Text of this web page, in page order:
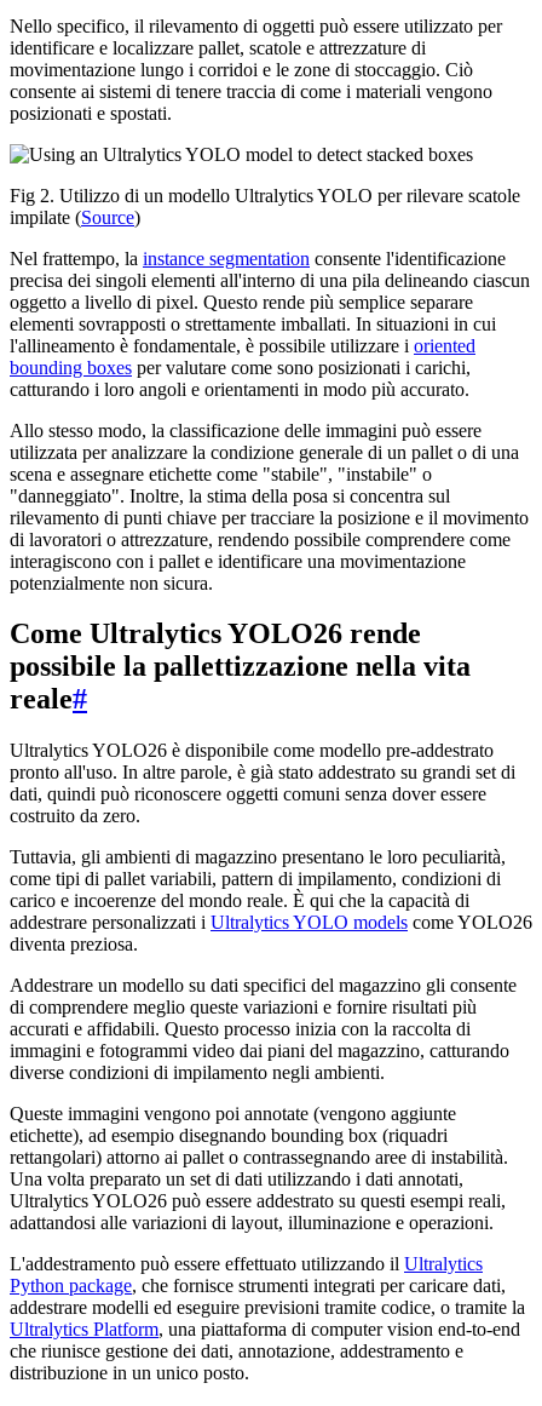
Nello specifico, il rilevamento di oggetti può essere utilizzato per
identificare e localizzare pallet, scatole e attrezzature di
movimentazione lungo i corridoi e le zone di stoccaggio. Ciò
consente ai sistemi di tenere traccia di come i materiali vengono
posizionati e spostati.
Fig 2. Utilizzo di un modello Ultralytics YOLO per rilevare scatole
impilate (Source)
Nel frattempo, la instance segmentation consente l'identificazione
precisa dei singoli elementi all'interno di una pila delineando ciascun
oggetto a livello di pixel. Questo rende più semplice separare
elementi sovrapposti o strettamente imballati. In situazioni in cui
l'allineamento è fondamentale, è possibile utilizzare i oriented
bounding boxes per valutare come sono posizionati i carichi,
catturando i loro angoli e orientamenti in modo più accurato.
Allo stesso modo, la classificazione delle immagini può essere
utilizzata per analizzare la condizione generale di un pallet o di una
scena e assegnare etichette come "stabile", "instabile" o
"danneggiato". Inoltre, la stima della posa si concentra sul
rilevamento di punti chiave per tracciare la posizione e il movimento
di lavoratori o attrezzature, rendendo possibile comprendere come
interagiscono con i pallet e identificare una movimentazione
potenzialmente non sicura.
Come Ultralytics YOLO26 rende
possibile la pallettizzazione nella vita
reale#
Ultralytics YOLO26 è disponibile come modello pre-addestrato
pronto all'uso. In altre parole, è già stato addestrato su grandi set di
dati, quindi può riconoscere oggetti comuni senza dover essere
costruito da zero.
Tuttavia, gli ambienti di magazzino presentano le loro peculiarità,
come tipi di pallet variabili, pattern di impilamento, condizioni di
carico e incoerenze del mondo reale. È qui che la capacità di
addestrare personalizzati i Ultralytics YOLO models come YOLO26
diventa preziosa.
Addestrare un modello su dati specifici del magazzino gli consente
di comprendere meglio queste variazioni e fornire risultati più
accurati e affidabili. Questo processo inizia con la raccolta di
immagini e fotogrammi video dai piani del magazzino, catturando
diverse condizioni di impilamento negli ambienti.
Queste immagini vengono poi annotate (vengono aggiunte
etichette), ad esempio disegnando bounding box (riquadri
rettangolari) attorno ai pallet o contrassegnando aree di instabilità.
Una volta preparato un set di dati utilizzando i dati annotati,
Ultralytics YOLO26 può essere addestrato su questi esempi reali,
adattandosi alle variazioni di layout, illuminazione e operazioni.
L'addestramento può essere effettuato utilizzando il Ultralytics
Python package, che fornisce strumenti integrati per caricare dati,
addestrare modelli ed eseguire previsioni tramite codice, o tramite la
Ultralytics Platform, una piattaforma di computer vision end-to-end
che riunisce gestione dei dati, annotazione, addestramento e
distribuzione in un unico posto.